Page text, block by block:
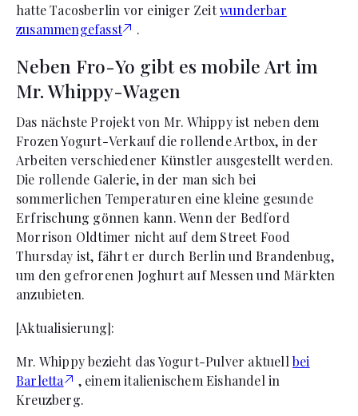
hatte Tacosberlin vor einiger Zeitwunderbar
zusammengefasst
.
Neben Fro-Yo gibt es mobile Art im
Mr. Whippy-Wagen
Das nächste Projekt von Mr. Whippy ist neben dem
Frozen Yogurt-Verkauf die rollende Artbox, in der
Arbeiten verschiedener Künstler ausgestellt werden.
Die rollende Galerie, in der man sich bei
sommerlichen Temperaturen eine kleine gesunde
Erfrischung gönnen kann. Wenn der Bedford
Morrison Oldtimer nicht auf dem Street Food
Thursday ist, fährt er durch Berlin und Brandenbug,
um den gefrorenen Joghurt auf Messen und Märkten
anzubieten.
[Aktualisierung]:
Mr. Whippy bezieht das Yogurt-Pulver aktuellbei
Barletta
, einem italienischem Eishandel in
Kreuzberg.